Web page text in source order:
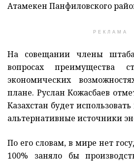
Атамекен Панфиловского
РЕКЛАМА
На совещании члены
вопросах преимущества
экономических
плане. Руслан Кожасбаев
Казахстан будет
альтернативные источники
По его словам, в мире нет
100% заняло бы